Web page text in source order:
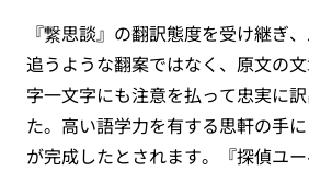
『繋思談』の翻訳態度を受け継ぎ
追うような翻案ではなく、原文の
字一文字にも注意を払って忠実に
た。高い語学力を有する思軒の手に
が完成したとされます。『探偵ユ